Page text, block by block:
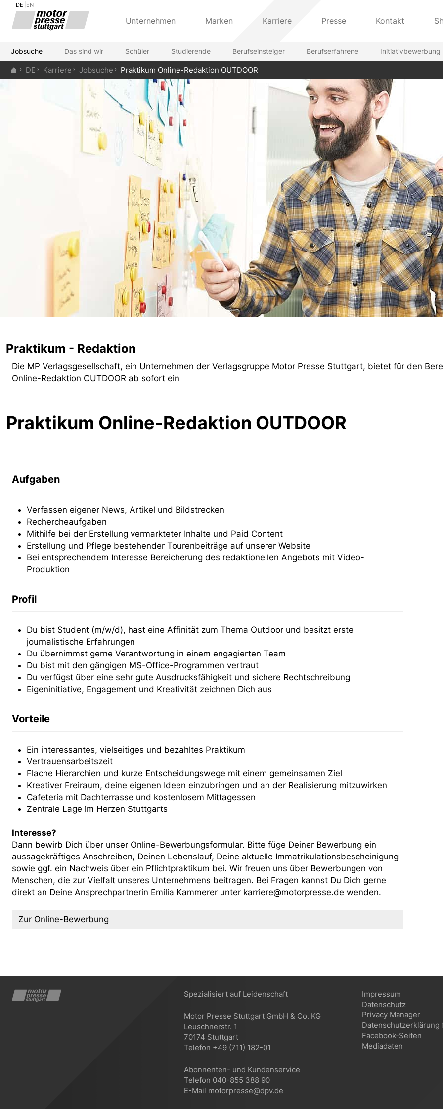
DE EN
Unternehmen Marken Karriere
Jobsuche Das sind wir Schüler Studierende Berufseinsteiger Berufserfahrene Initiativbewerbung
Presse Kontakt
DE Karriere Jobsuche Praktikum Online-Redaktion OUTDOOR
Praktikum - Redaktion
Die MP Verlagsgesellschaft, ein Unternehmen der Verlagsgruppe Motor Presse Stuttgart, bietet für den
Online-Redaktion OUTDOOR ab sofort ein
Praktikum Online-Redaktion OUTDOOR
Aufgaben
Verfassen eigener News, Artikel und Bildstrecken
Rechercheaufgaben
Mithilfe bei der Erstellung vermarkteter Inhalte und Paid Content
Erstellung und Pflege bestehender Tourenbeiträge auf unserer Website
Bei entsprechendem Interesse Bereicherung des redaktionellen Angebots mit Video-
Produktion
Profil
Du bist Student (m/w/d), hast eine Affinität zum Thema Outdoor und besitzt erste
journalistische Erfahrungen
Du übernimmst gerne Verantwortung in einem engagierten Team
Du bist mit den gängigen MS-Office-Programmen vertraut
Du verfügst über eine sehr gute Ausdrucksfähigkeit und sichere Rechtschreibung
Eigeninitiative, Engagement und Kreativität zeichnen Dich aus
Vorteile
Ein interessantes, vielseitiges und bezahltes Praktikum
Vertrauensarbeitszeit
Flache Hierarchien und kurze Entscheidungswege mit einem gemeinsamen Ziel
Kreativer Freiraum, deine eigenen Ideen einzubringen und an der Realisierung mitzuwirken
Cafeteria mit Dachterrasse und kostenlosem Mittagessen
Zentrale Lage im Herzen Stuttgarts
Interesse?
Dann bewirb Dich über unser Online-Bewerbungsformular. Bitte füge Deiner Bewerbung ein
aussagekräftiges Anschreiben, Deinen Lebenslauf, Deine aktuelle Immatrikulationsbescheinigung
sowie ggf. ein Nachweis über ein Pflichtpraktikum bei. Wir freuen uns über Bewerbungen von
Menschen, die zur Vielfalt unseres Unternehmens beitragen. Bei Fragen kannst Du Dich gerne
direkt an Deine Ansprechpartnerin Emilia Kammerer unter karriere@motorpresse.de wenden.
Zur Online-Bewerbung
Spezialisiert auf Leidenschaft
Motor Presse Stuttgart GmbH & Co. KG
Leuschnerstr. 1
70174 Stuttgart
Telefon +49 (711) 182-01
Abonnenten- und Kundenservice
Telefon 040-855 388 90
E-Mail motorpresse@dpv.de
Impressum
Datenschutz
Privacy Manager
Datenschutzerklärung
Facebook-Seiten
Mediadaten